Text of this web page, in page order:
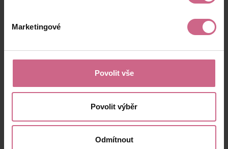
Marketingové
Povolit vše
Povolit výběr
Odmítnout